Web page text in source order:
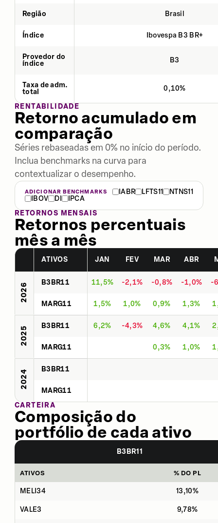
Região Brasil
Índice Ibovespa B3 BR+
Provedor do
índice
B3
Taxa de adm.
total
0,10%
RENTABILIDADE
Retorno acumulado em
comparação
Séries rebaseadas em 0% no início do período.
Inclua benchmarks na curva para
contextualizar o desempenho.
ADICIONAR BENCHMARKS IABR LFTS11
NTNS11
IBOV
DI
IPCA
RETORNOS MENSAIS
Retornos percentuais
mês a mês
ATIVOS JAN FEV MAR ABR
2026 B3BR11 11,5% -2,1% -0,8% -1,0% -
MARG11 1,5% 1,0% 0,9% 1,3%
2025 B3BR11 6,2% -4,3% 4,6% 4,1%
MARG11 0,3% 1,0%
2024 B3BR11
MARG11
CARTEIRA
Composição do
portfólio de cada ativo
B3BR11
ATIVOS % DO PL
MELI34 13,10%
VALE3 9,78%